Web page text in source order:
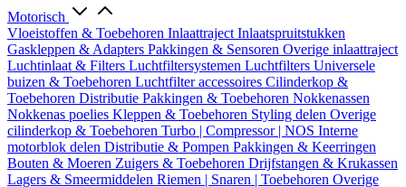
Motorisch
Vloeistoffen & Toebehoren Inlaattraject Inlaatspruitstukken
Gaskleppen & Adapters Pakkingen & Sensoren Overige inlaattraject
Luchtinlaat & Filters Luchtfiltersystemen Luchtfilters Universele
buizen & Toebehoren Luchtfilter accessoires Cilinderkop &
Toebehoren Distributie Pakkingen & Toebehoren Nokkenassen
Nokkenas poelies Kleppen & Toebehoren Styling delen Overige
cilinderkop & Toebehoren Turbo | Compressor | NOS Interne
motorblok delen Distributie & Pompen Pakkingen & Keerringen
Bouten & Moeren Zuigers & Toebehoren Drijfstangen & Krukassen
Lagers & Smeermiddelen Riemen | Snaren | Toebehoren Overige